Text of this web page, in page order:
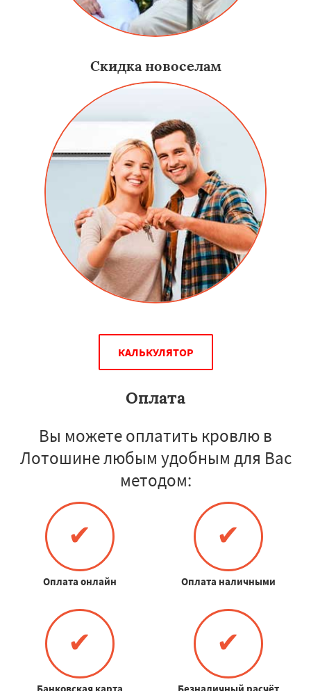
Скидка новоселам
КАЛЬКУЛЯТОР
Оплата
Вы можете оплатить кровлю в
Лотошине любым удобным для Вас
методом:
✔
Оплата онлайн
✔
Оплата наличными
✔ ✔